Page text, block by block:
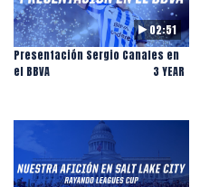
02:51
Presentación Sergio Canales en
el BBVA
3 YEAR